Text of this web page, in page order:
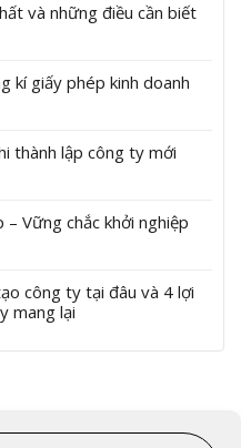
và những điều cần biết
kí giấy phép kinh doanh
thành lập công ty mới
Vững chắc khởi nghiệp
công ty tại đâu và 4 lợi
mang lại